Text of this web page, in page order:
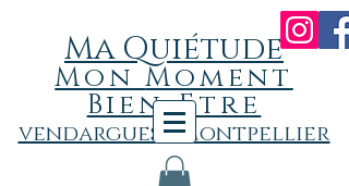
Ma Quiétude
MonMoment
Bien-Etre
vendargues - Montpellier